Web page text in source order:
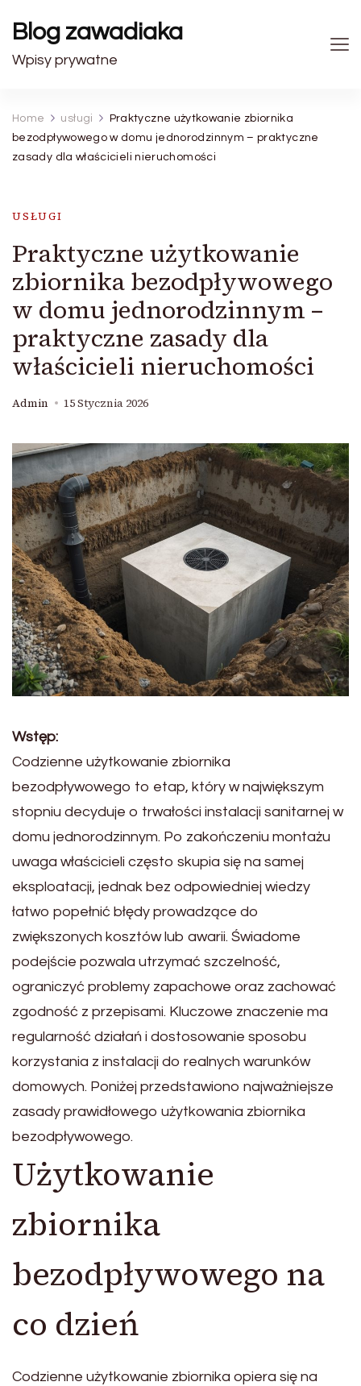
Blog zawadiaka
Wpisy prywatne
Home usługi
Praktyczne użytkowanie zbiornika
bezodpływowego w domu jednorodzinnym – praktyczne
zasady dla właścicieli nieruchomości
USŁUGI
Praktyczne użytkowanie
zbiornika bezodpływowego
w domu jednorodzinnym –
praktyczne zasady dla
właścicieli nieruchomości
Admin 15 Stycznia 2026
Wstęp:
Codzienne użytkowanie zbiornika
bezodpływowego to etap, który w największym
stopniu decyduje o trwałości instalacji sanitarnej w
domu jednorodzinnym. Po zakończeniu montażu
uwaga właścicieli często skupia się na samej
eksploatacji, jednak bez odpowiedniej wiedzy
łatwo popełnić błędy prowadzące do
zwiększonych kosztów lub awarii. Świadome
podejście pozwala utrzymać szczelność,
ograniczyć problemy zapachowe oraz zachować
zgodność z przepisami. Kluczowe znaczenie ma
regularność działań i dostosowanie sposobu
korzystania z instalacji do realnych warunków
domowych. Poniżej przedstawiono najważniejsze
zasady prawidłowego użytkowania zbiornika
bezodpływowego.
Użytkowanie
zbiornika
bezodpływowego na
co dzień
Codzienne użytkowanie zbiornika opiera się na